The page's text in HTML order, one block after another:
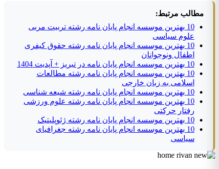
مطالب مرتبط:
10 بهترین موسسه انجام پایان نامه رشته تربیت مربی
علوم سیاسی
10 بهترین موسسه انجام پایان نامه رشته حقوق کیفری
اطفال ونوجوانان
10 بهترین موسسه انجام پایان نامه در تبریز + آپدیت 1404
10 بهترین موسسه انجام پایان نامه رشته مطالعات
اسلامی به زبان خارجی
10 بهترین موسسه انجام پایان نامه رشته شیعه شناسی
10 بهترین موسسه انجام پایان نامه رشته علوم ورزشی
رفتار حرکتی
10 بهترین موسسه انجام پایان نامه رشته ژئوپلیتیک
10 بهترین موسسه انجام پایان نامه رشته جغرافیای
سیاسی